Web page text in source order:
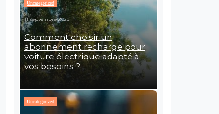
Uncategorized
11 septembre 2025
Comment choisir un
abonnement recharge pour
voiture électrique adapté à
vos besoins ?
Uncategorized